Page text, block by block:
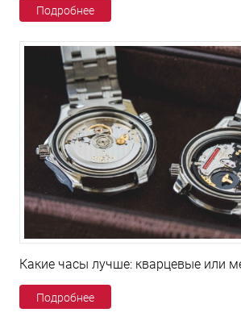
Подробнее
Какие часы лучше: кварцевые или
Подробнее